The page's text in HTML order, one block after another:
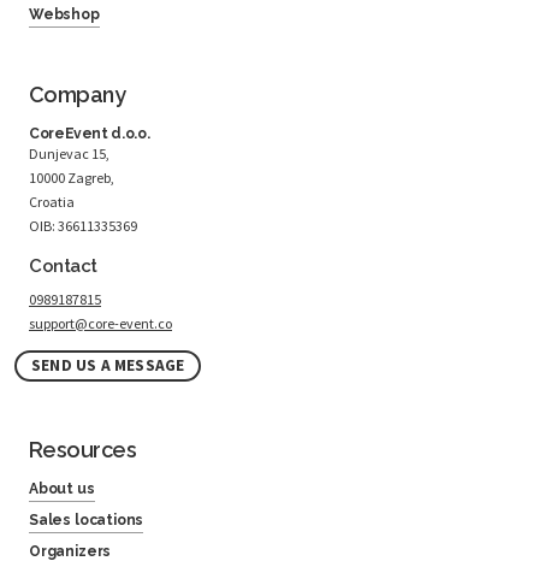
Webshop
Company
CoreEvent d.o.o.
Dunjevac 15,
10000 Zagreb,
Croatia
OIB: 36611335369
Contact
0989187815
support@core-event.co
SEND US A MESSAGE
Resources
About us
Sales locations
Organizers